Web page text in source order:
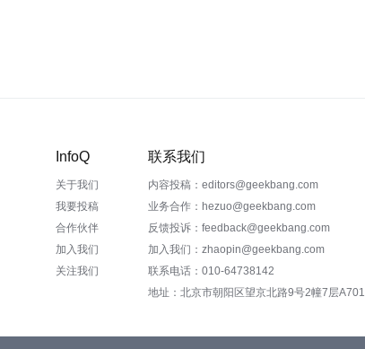
InfoQ
关于我们
我要投稿
合作伙伴
加入我们
关注我们
联系我们
内容投稿：editors@geekbang.com
业务合作：hezuo@geekbang.com
反馈投诉：feedback@geekbang.com
加入我们：zhaopin@geekbang.com
联系电话：010-64738142
地址：北京市朝阳区望京北路9号2幢7层A701